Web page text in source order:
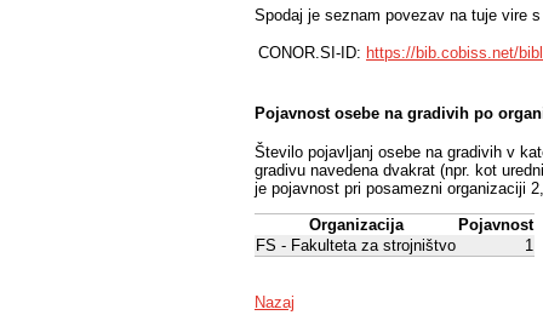
Spodaj je seznam povezav na tuje vire
CONOR.SI-ID: https://bib.cobiss.net/
Pojavnost osebe na gradivih po
Število pojavljanj osebe na gradivih v
gradivu navedena dvakrat (npr. kot
je pojavnost pri posamezni organizaciji
Organizacija
Pojavnost
FS - Fakulteta za strojništvo
1
Nazaj